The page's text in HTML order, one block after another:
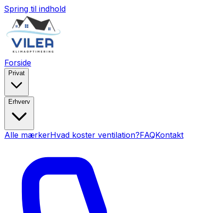
Spring til indhold
Forside
Privat
Erhverv
Alle mærkerHvad koster ventilation?FAQKontakt